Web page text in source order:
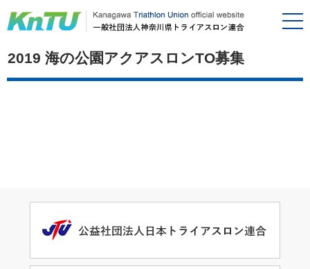
2019 海の公園アクアスロンTO募集